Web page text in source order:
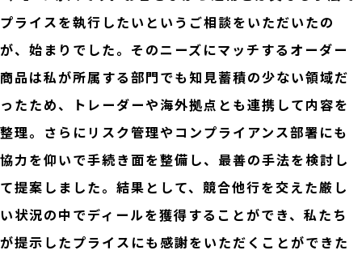
プライスを執行したいというご相談をいただいたの
が、始まりでした。そのニーズにマッチするオーダー
商品は私が所属する部門でも知見蓄積の少ない領域だ
ったため、トレーダーや海外拠点とも連携して内容を
整理。さらにリスク管理やコンプライアンス部署にも
協力を仰いで手続き面を整備し、最善の手法を検討し
て提案しました。結果として、競合他行を交えた厳し
い状況の中でディールを獲得することができ、私たち
が提示したプライスにも感謝をいただくことができた